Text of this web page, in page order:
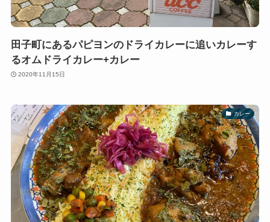
田子町にあるパピヨンのドライカレーに追いカレーす
るオムドライカレー+カレー
2020年11月15日
カレー